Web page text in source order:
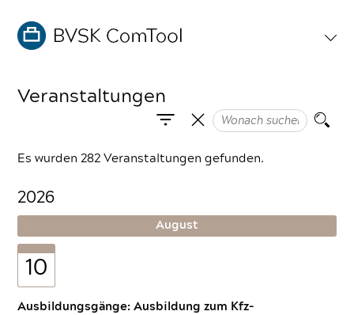
Veranstaltungen
Es wurden 282 Veranstaltungen gefunden.
2026
August
10
Ausbildungsgänge: Ausbildung zum Kfz-